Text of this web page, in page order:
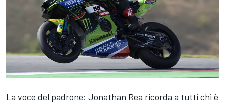
La voce del padrone: Jonathan Rea ricorda a tutti chi è